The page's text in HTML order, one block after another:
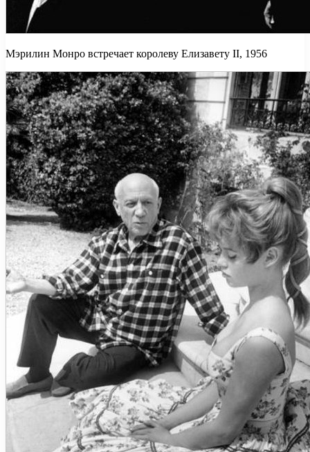
Мэрилин Монро встречает королеву Елизавету II, 1956